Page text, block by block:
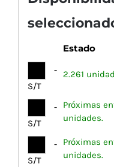
Estado
-
S/T
2.261
-
S/T
Próximas
unidades.
-
S/T
Próximas
unidades.